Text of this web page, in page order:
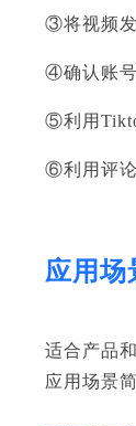
③将视频发
④确认账号
⑤利用
⑥利用评论
应用场
适合产品
应用场景